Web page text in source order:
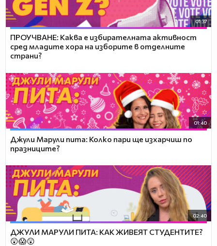
01:37
ПРОУЧВАНЕ: Каква е избирателната активност
сред младите хора на изборите в отделните
страни?
01:40
Джули Марули пита: Колко пари ще изхарчиш по
празниците?
02:40
ДЖУЛИ МАРУЛИ ПИТА: КАК ЖИВЕЯТ СТУДЕНТИТЕ?
😲😱😲